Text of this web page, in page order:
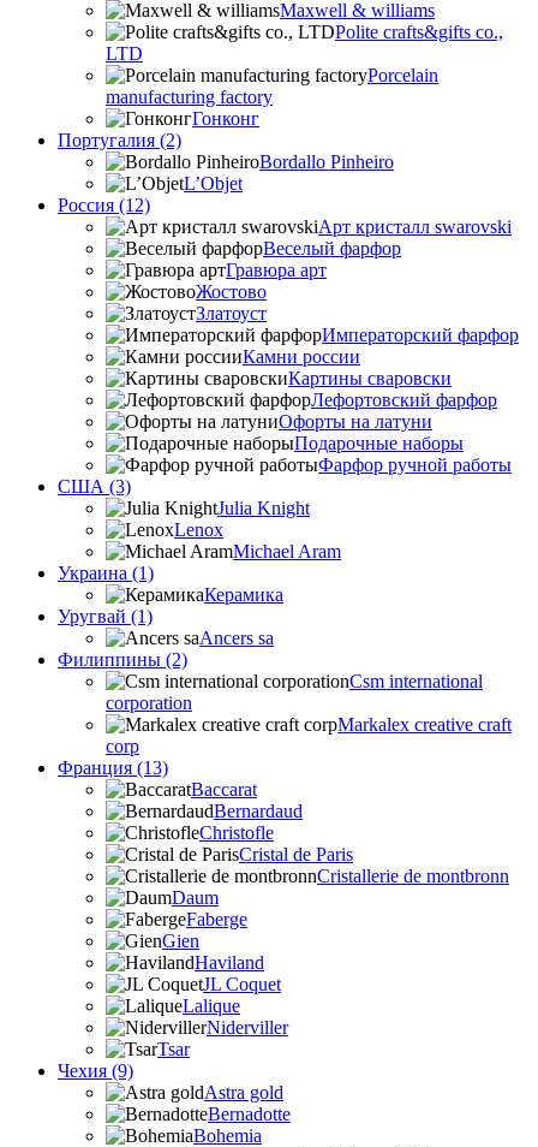
Maxwell & williams
Polite crafts&gifts co.,
LTD
Porcelain
manufacturing factory
Гонконг
Португалия (2)
Bordallo Pinheiro
L’Objet
Россия (12)
Арт кристалл swarovski
Веселый фарфор
Гравюра арт
Жостово
Златоуст
Императорский фарфор
Камни россии
Картины сваровски
Лефортовский фарфор
Офорты на латуни
Подарочные наборы
Фарфор ручной работы
США (3)
Julia Knight
Lenox
Michael Aram
Украина (1)
Керамика
Уругвай (1)
Ancers sa
Филиппины (2)
Csm international
corporation
Markalex creative craft
corp
Франция (13)
Baccarat
Bernardaud
Christofle
Cristal de Paris
Cristallerie de montbronn
Daum
Faberge
Gien
Haviland
JL Coquet
Lalique
Niderviller
Tsar
Чехия (9)
Astra gold
Bernadotte
Bohemia